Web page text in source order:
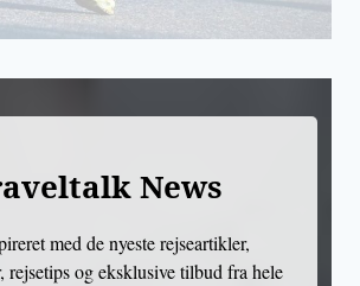
News
med de nyeste rejseartikler,
rejsetips og eksklusive tilbud fra hele